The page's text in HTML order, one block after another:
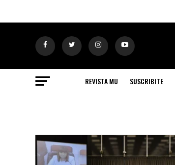
REVISTA MU SUSCRIBITE